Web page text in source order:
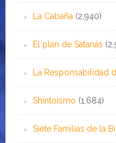
La Cabaña (2,940)
El plan de Satanás
La Responsabilidad
Shintoísmo (1,684)
Siete Familias de la